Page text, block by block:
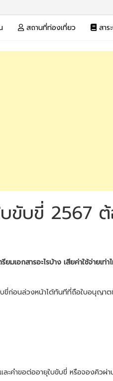
สถานที่ท่องเที่ยว สาร
บขี่ 2567 ต้
อกสารอะไรบ้าง เสียค่าใช้จ่ายเท่า
ขี่ก่อนล่วงหน้าได้ทันทีที่ถือใบอนุญา
ละคำขอต่ออายุใบขับขี่ หรือจองคิว